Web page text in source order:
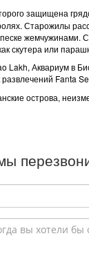
защищена
Старожилы
скутера или
Аквариум в
Fanta
острова,